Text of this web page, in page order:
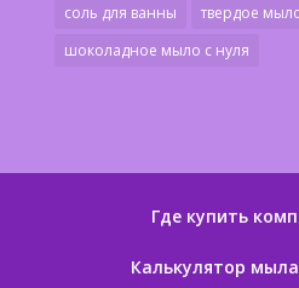
соль для ванны
твердое
шоколадное мыло с нуля
Где купить
Калькулятор